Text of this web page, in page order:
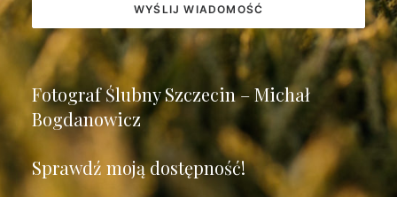
Fotograf Ślubny Szczecin – Michał
Bogdanowicz
Sprawdź moją dostępność!